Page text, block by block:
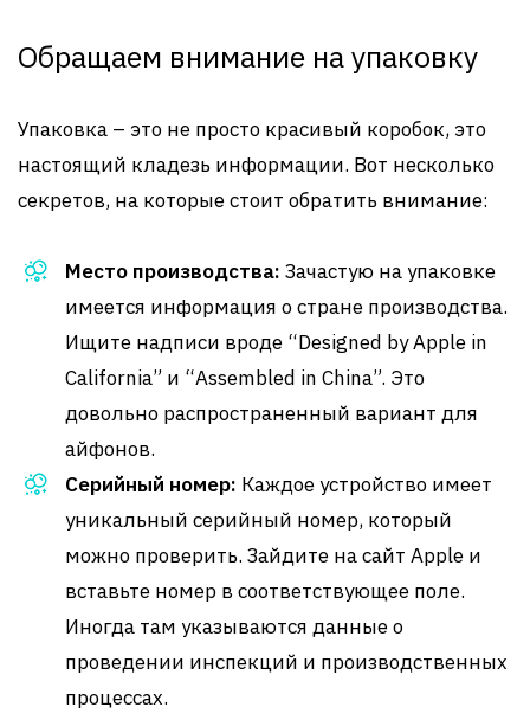
Обращаем внимание на упаковку
Упаковка – это не просто красивый коробок, это
настоящий кладезь информации. Вот несколько
секретов, на которые стоит обратить внимание:
Место производства: Зачастую на упаковке
имеется информация о стране производства.
Ищите надписи вроде “Designed by Apple in
California” и “Assembled in China”. Это
довольно распространенный вариант для
айфонов.
Серийный номер: Каждое устройство имеет
уникальный серийный номер, который
можно проверить. Зайдите на сайт Apple и
вставьте номер в соответствующее поле.
Иногда там указываются данные о
проведении инспекций и производственных
процессах.